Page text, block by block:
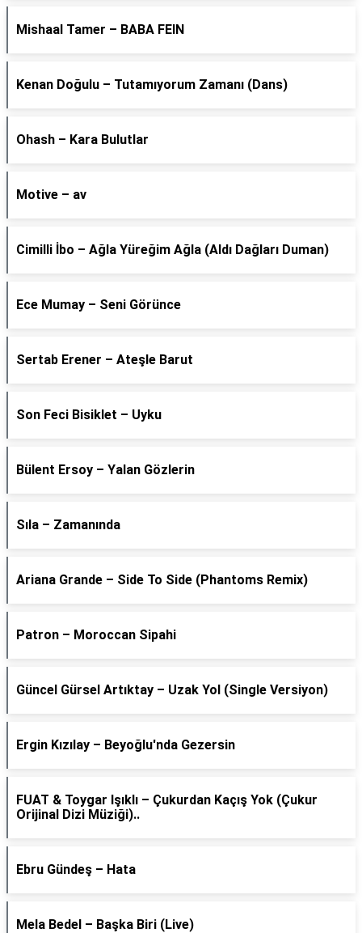
Mishaal Tamer – BABA FEIN
Kenan Doğulu – Tutamıyorum Zamanı (Dans)
Ohash – Kara Bulutlar
Motive – av
Cimilli İbo – Ağla Yüreğim Ağla (Aldı Dağları Duman)
Ece Mumay – Seni Görünce
Sertab Erener – Ateşle Barut
Son Feci Bisiklet – Uyku
Bülent Ersoy – Yalan Gözlerin
Sıla – Zamanında
Ariana Grande – Side To Side (Phantoms Remix)
Patron – Moroccan Sipahi
Güncel Gürsel Artıktay – Uzak Yol (Single Versiyon)
Ergin Kızılay – Beyoğlu'nda Gezersin
FUAT & Toygar Işıklı – Çukurdan Kaçış Yok (Çukur
Orijinal Dizi Müziği)..
Ebru Gündeş – Hata
Mela Bedel – Başka Biri (Live)